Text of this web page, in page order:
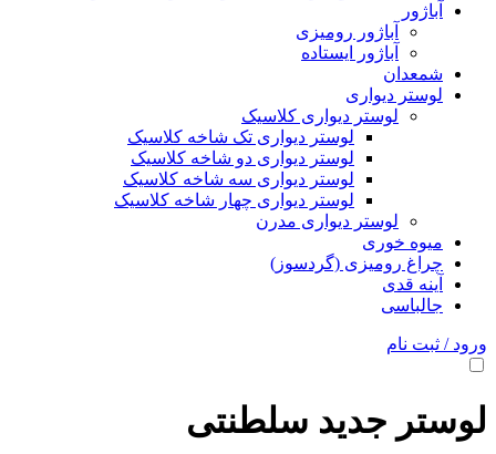
آباژور
آباژور رومیزی
آباژور ایستاده
شمعدان
لوستر دیواری
لوستر دیواری کلاسیک
لوستر دیواری تک شاخه کلاسیک
لوستر دیواری دو شاخه کلاسیک
لوستر دیواری سه شاخه کلاسیک
لوستر دیواری چهار شاخه کلاسیک
لوستر دیواری مدرن
میوه خوری
چراغ رومیزی (گردسوز)
آینه قدی
جالباسی
ورود / ثبت نام
لوستر جدید سلطنتی